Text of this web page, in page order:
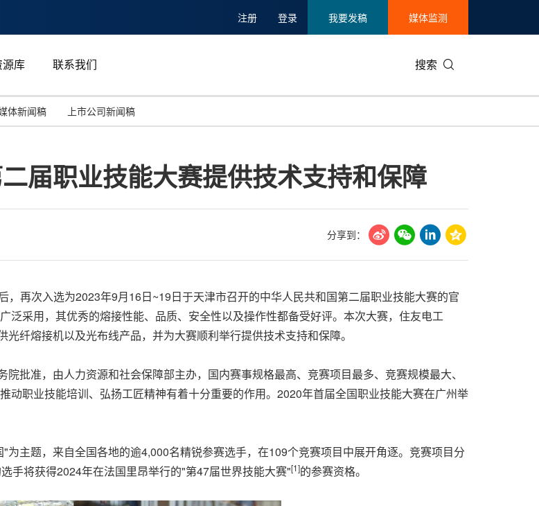
注册 登录 我要发稿 媒体监测
源库 联系我们 搜索
投资并购
碳中和
美国临床肿瘤学会(ASCO)
能源化工与环保
娱乐时尚与艺术
马来西亚
新加坡
体新闻稿 上市公司新闻稿
届职业技能大赛提供技术支持和保障
分享到：
，再次入选为2023年9月16日~19日于天津市召开的中华人民共和国第二届职业技能大赛的官
泛采用，其优秀的熔接性能、品质、安全性以及操作性都备受好评。本次大赛，住友电工
纤熔接机以及光布线产品，并为大赛顺利举行提供技术支持和保障。
批准，由人力资源和社会保障部主办，国内赛事规格最高、竞赛项目最多、竞赛规模最大、
动职业技能培训、弘扬工匠精神有着十分重要的作用。2020年首届全国职业技能大赛在广州举
主题，来自全国各地的逾4,000名精锐参赛选手，在109个竞赛项目中展开角逐。竞赛项目分
手将获得2024年在法国里昂举行的"第47届世界技能大赛"[1]的参赛资格。